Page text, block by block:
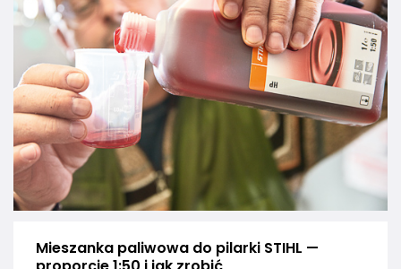
Mieszanka paliwowa do pilarki STIHL —